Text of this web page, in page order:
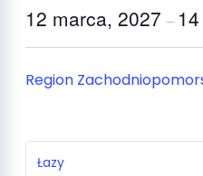
12 marca, 2027 –
Region
Łazy